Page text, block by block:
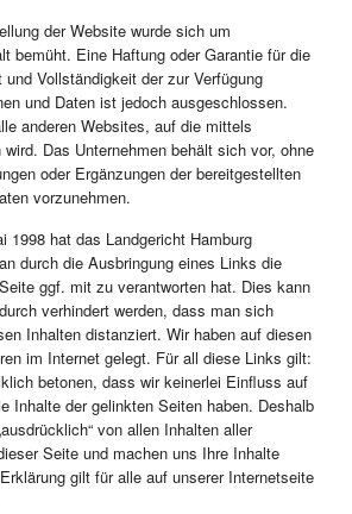
der Website wurde sich um
bemüht. Eine Haftung oder Garantie für die
Vollständigkeit der zur Verfügung
und Daten ist jedoch ausgeschlossen.
anderen Websites, auf die mittels
Das Unternehmen behält sich vor, ohne
oder Ergänzungen der bereitgestellten
vorzunehmen.
1998 hat das Landgericht Hamburg
durch die Ausbringung eines Links die
ggf. mit zu verantworten hat. Dies kann
verhindert werden, dass man sich
Inhalten distanziert. Wir haben auf diesen
im Internet gelegt. Für all diese Links gilt:
betonen, dass wir keinerlei Einfluss auf
Inhalte der gelinkten Seiten haben. Deshalb
von allen Inhalten aller
Seite und machen uns Ihre Inhalte
gilt für alle auf unserer Internetseite